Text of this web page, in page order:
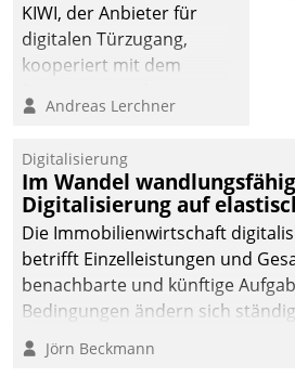
KIWI, der Anbieter für
digitalen Türzugang,
kooperiert mit dem
Softwareentwicklungshaus
Andreas Lerchner
Digitalisierung
Im Wandel
Digitalisierung auf
Die Immobilienwirtschaft
betrifft Einzelleistungen und
benachbarte und künftige
Bedingungen ändern sich
technisch die Kontrolle wahren
fürs Wachsen öffnen?
Jörn Beckmann